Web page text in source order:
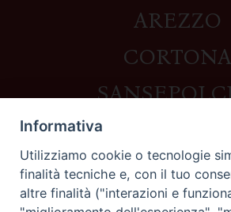
AREZZO
CORTONA
Contatti
Piazza del Duomo,1 - 52100
Informativa
Utilizziamo cookie o tecnologie
finalità tecniche e, con il tuo
altre finalità ("interazioni e